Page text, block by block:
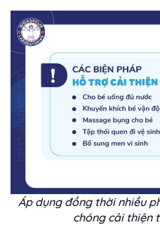
Áp dụng đồng thời nhiều
chóng cải thiện